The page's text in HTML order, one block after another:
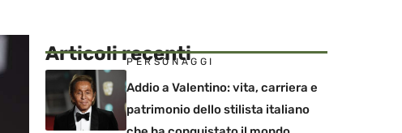
Articoli recenti
PERSONAGGI
Addio a Valentino: vita, carriera e
patrimonio dello stilista italiano